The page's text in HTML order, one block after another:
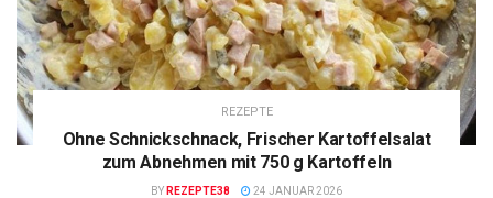
REZEPTE
Ohne Schnickschnack, Frischer Kartoffelsalat
zum Abnehmen mit 750 g Kartoffeln
BY REZEPTE38 24 JANUAR 2026